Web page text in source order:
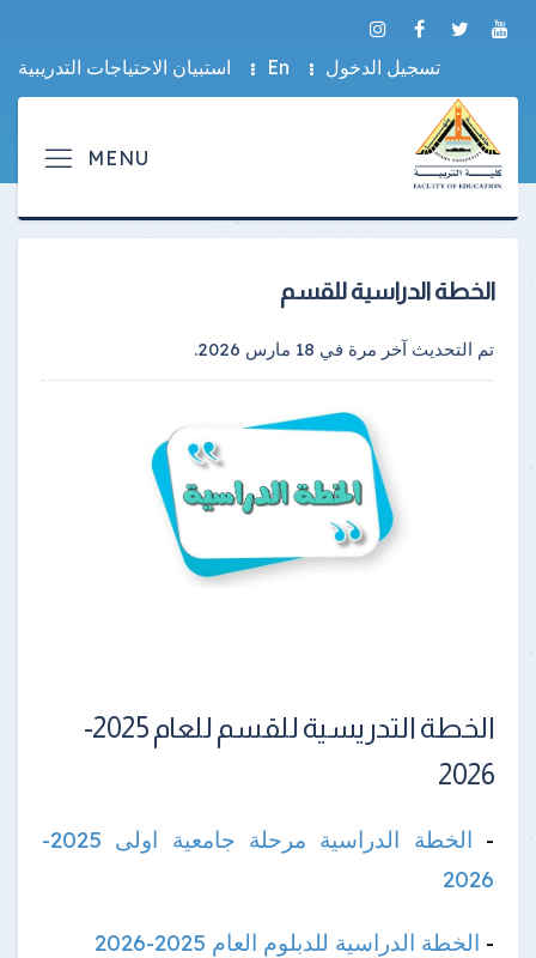
تسجيل الدخول En استبيان الاحتياجات التدريبية
الخطة الدراسية للقسم
تم التحديث آخر مرة في 18 مارس 2026 .
الخطة التدريسية للقسم للعام 2025-
2026
-
الخطة الدراسية مرحلة جامعية اولى 2025-
2026
- الخطة الدراسية للدبلوم العام 2025-2026